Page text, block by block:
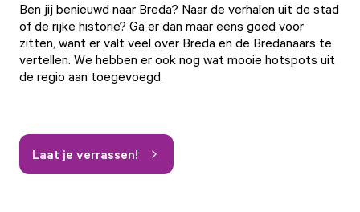
Ben jij benieuwd naar Breda? Naar de verhalen uit de stad
of de rijke historie? Ga er dan maar eens goed voor
zitten, want er valt veel over Breda en de Bredanaars te
vertellen. We hebben er ook nog wat mooie hotspots uit
de regio aan toegevoegd.
Laat je verrassen!